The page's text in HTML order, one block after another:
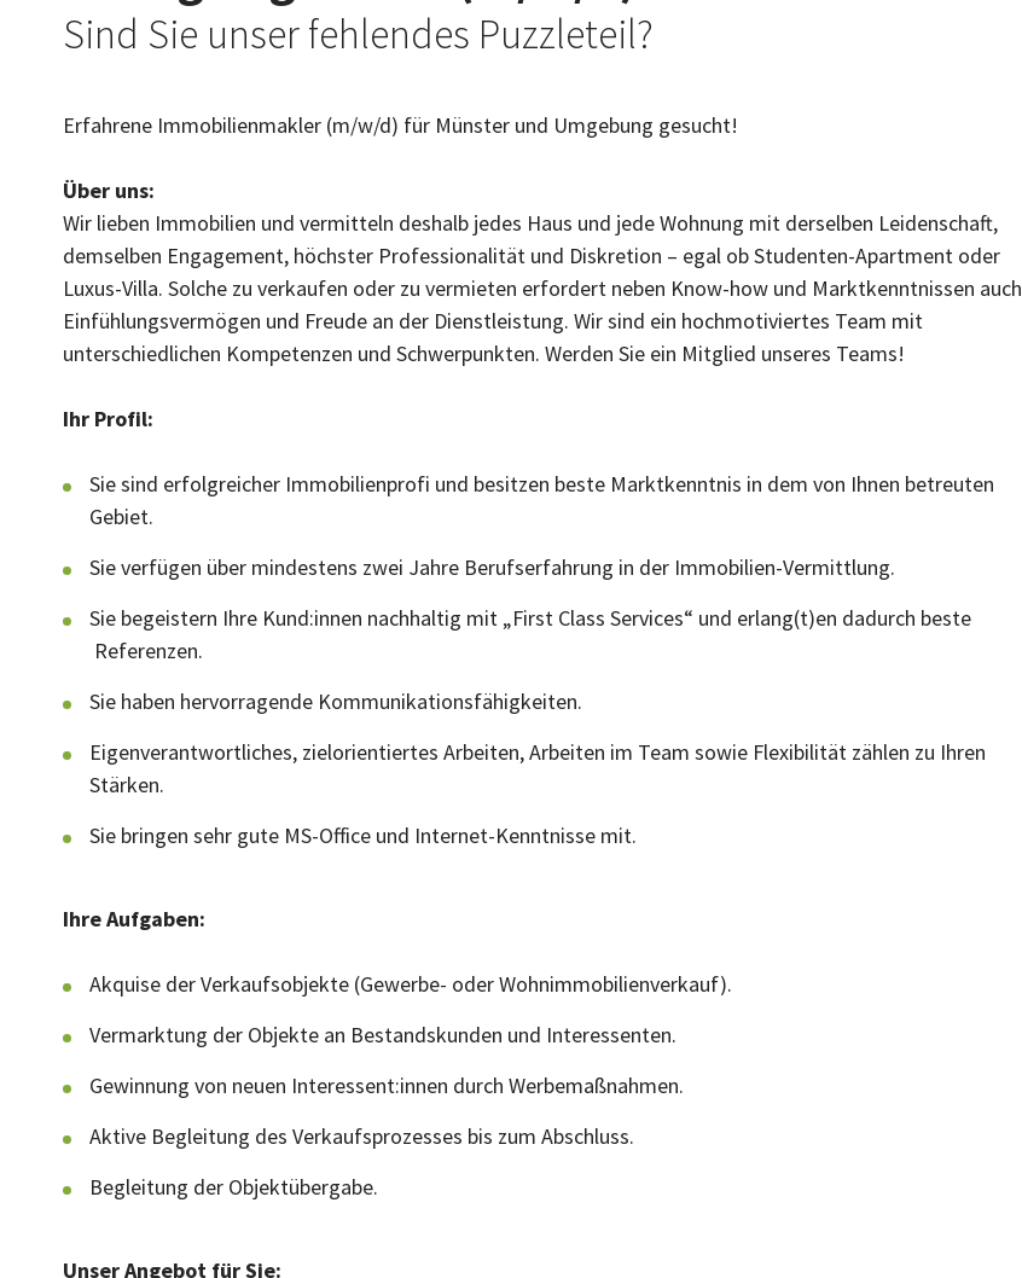
Sind Sie unser fehlendes Puzzleteil?
Erfahrene Immobilienmakler (m/w/d) für Münster und Umgebung gesucht!
Über uns:
Wir lieben Immobilien und vermitteln deshalb jedes Haus und jede Wohnung mit derselben Leidenschaft,
demselben Engagement, höchster Professionalität und Diskretion – egal ob Studenten-Apartment oder
Luxus-Villa. Solche zu verkaufen oder zu vermieten erfordert neben Know-how und Marktkenntnissen auch
Einfühlungsvermögen und Freude an der Dienstleistung. Wir sind ein hochmotiviertes Team mit
unterschiedlichen Kompetenzen und Schwerpunkten. Werden Sie ein Mitglied unseres Teams!
Ihr Profil:
Sie sind erfolgreicher Immobilienprofi und besitzen beste Marktkenntnis in dem von Ihnen betreuten
Gebiet.
Sie verfügen über mindestens zwei Jahre Berufserfahrung in der Immobilien-Vermittlung.
Sie begeistern Ihre Kund:innen nachhaltig mit „First Class Services“ und erlang(t)en dadurch beste
Referenzen.
Sie haben hervorragende Kommunikationsfähigkeiten.
Eigenverantwortliches, zielorientiertes Arbeiten, Arbeiten im Team sowie Flexibilität zählen zu Ihren
Stärken.
Sie bringen sehr gute MS-Office und Internet-Kenntnisse mit.
Ihre Aufgaben:
Akquise der Verkaufsobjekte (Gewerbe- oder Wohnimmobilienverkauf).
Vermarktung der Objekte an Bestandskunden und Interessenten.
Gewinnung von neuen Interessent:innen durch Werbemaßnahmen.
Aktive Begleitung des Verkaufsprozesses bis zum Abschluss.
Begleitung der Objektübergabe.
Unser Angebot für Sie: